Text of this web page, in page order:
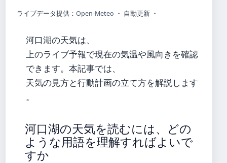
ライブデータ提供： Open-Meteo ・ 自動更新 ・
河口湖の天気は、
上のライブ予報で現在の気温や風向きを確認
できます。本記事では、
天気の見方と行動計画の立て方を解説します
。
河口湖の天気を読むには、どの
ような用語を理解すればよいで
すか